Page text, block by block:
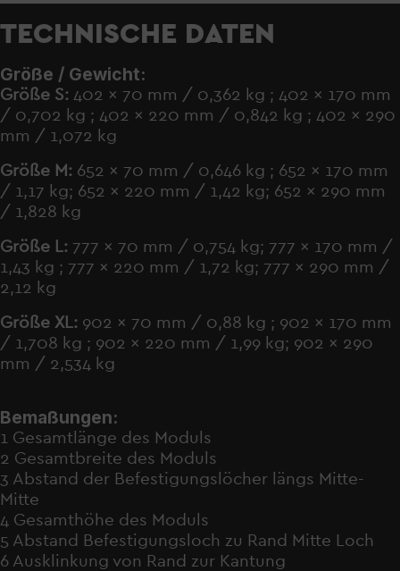
TECHNISCHE DATEN
Größe / Gewicht:
Größe S: 402 x 70 mm / 0,362 kg ; 402 x 170 mm
/ 0,702 kg ; 402 x 220 mm / 0,842 kg ; 402 x 290
mm / 1,072 kg
Größe M: 652 x 70 mm / 0,646 kg ; 652 x 170 mm
/ 1,17 kg; 652 x 220 mm / 1,42 kg; 652 x 290 mm
/ 1,828 kg
Größe L: 777 x 70 mm / 0,754 kg; 777 x 170 mm /
1,43 kg ; 777 x 220 mm / 1,72 kg; 777 x 290 mm /
2,12 kg
Größe XL: 902 x 70 mm / 0,88 kg ; 902 x 170 mm
/ 1,708 kg ; 902 x 220 mm / 1,99 kg; 902 x 290
mm / 2,534 kg
Bemaßungen:
1 Gesamtlänge des Moduls
2 Gesamtbreite des Moduls
3 Abstand der Befestigungslöcher längs Mitte-
Mitte
4 Gesamthöhe des Moduls
5 Abstand Befestigungsloch zu Rand Mitte Loch
6 Ausklinkung von Rand zur Kantung